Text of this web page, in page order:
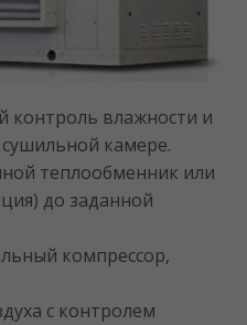
контроль влажности и
камере.
теплообменник или
до заданной
компрессор,
с контролем